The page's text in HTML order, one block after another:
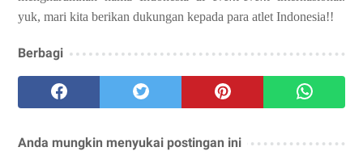
yuk, mari kita berikan dukungan kepada para atlet Indonesia!!
Berbagi
Anda mungkin menyukai postingan ini